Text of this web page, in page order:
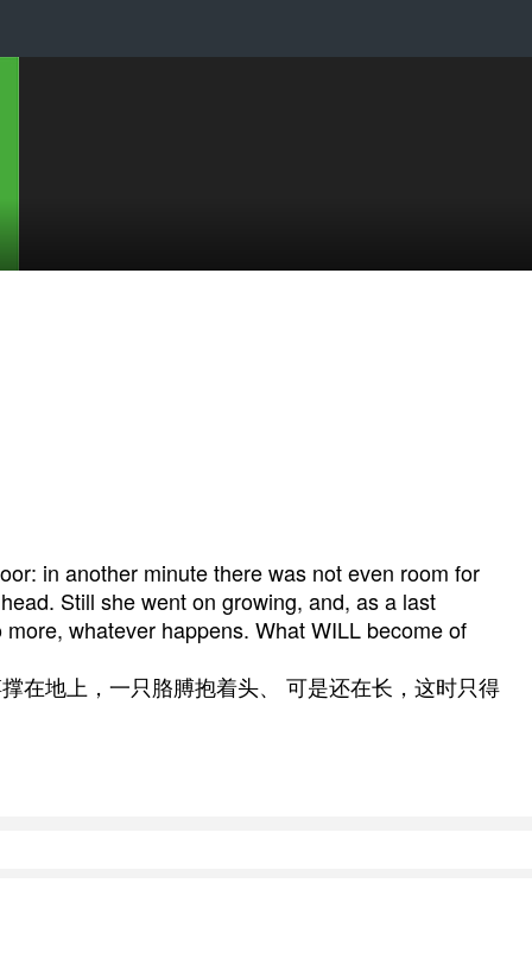
in another minute there was not even room for
Still she went on growing, and, as a last
whatever happens. What WILL become of
在地上，一只胳膊抱着头、 可是还在长，这时只得